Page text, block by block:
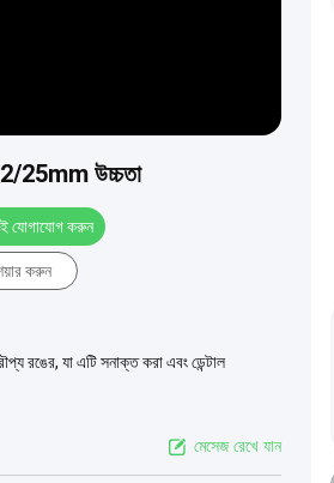
25mm উচ্চতা
যোগাযোগ করুন
করুন
রঙের, যা এটি সনাক্ত করা এবং ডেন্টাল
মেসেজ রেখে যান